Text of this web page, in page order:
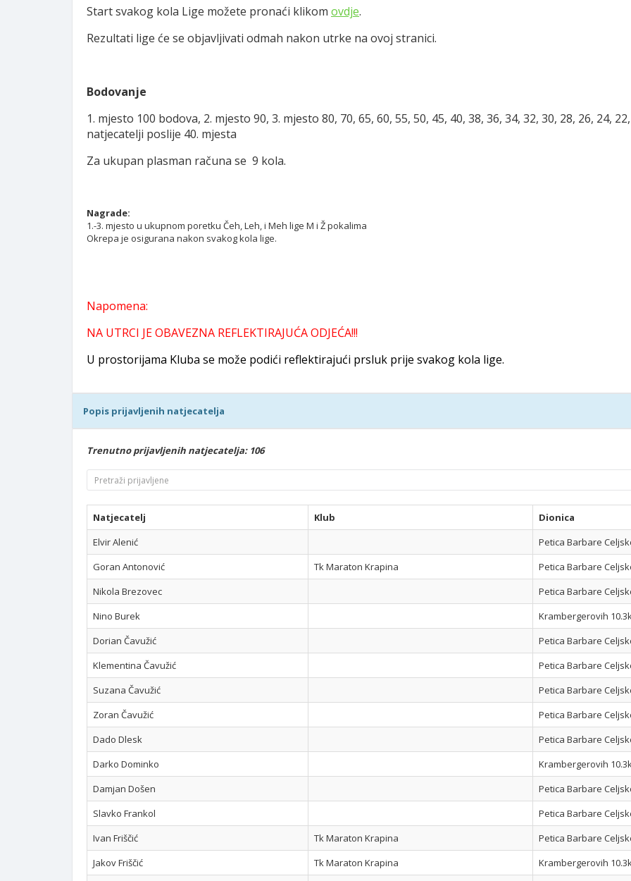
Start svakog kola Lige možete pronaći klikom ovdje.
Rezultati lige će se objavljivati odmah nakon utrke na ovoj stranici.
Bodovanje
1. mjesto 100 bodova, 2. mjesto 90, 3. mjesto 80, 70, 65, 60, 55, 50, 45, 40, 38, 36, 34, 32, 30, 28, 26, 24,
natjecatelji poslije 40. mjesta
Za ukupan plasman računa se 9 kola.
Nagrade:
1.-3. mjesto u ukupnom poretku Čeh, Leh, i Meh lige M i Ž pokalima
Okrepa je osigurana nakon svakog kola lige.
Napomena:
NA UTRCI JE OBAVEZNA REFLEKTIRAJUĆA ODJEĆA!!!
U prostorijama Kluba se može podići reflektirajući prsluk prije svakog kola lige.
Popis prijavljenih natjecatelja
Trenutno prijavljenih natjecatelja: 106
Natjecatelj Klub
Dionica
Elvir Alenić
Petica Barbare
Goran Antonović
Tk Maraton Krapina
Petica Barbare
Nikola Brezovec
Petica Barbare
Nino Burek
Krambergerovih
Dorian Čavužić
Petica Barbare
Klementina Čavužić
Petica Barbare
Suzana Čavužić
Petica Barbare
Zoran Čavužić
Petica Barbare
Dado Dlesk
Petica Barbare
Darko Dominko
Krambergerovih
Damjan Došen
Petica Barbare
Slavko Frankol
Petica Barbare
Ivan Friščić
Tk Maraton Krapina
Petica Barbare
Jakov Friščić
Tk Maraton Krapina Krambergerovih